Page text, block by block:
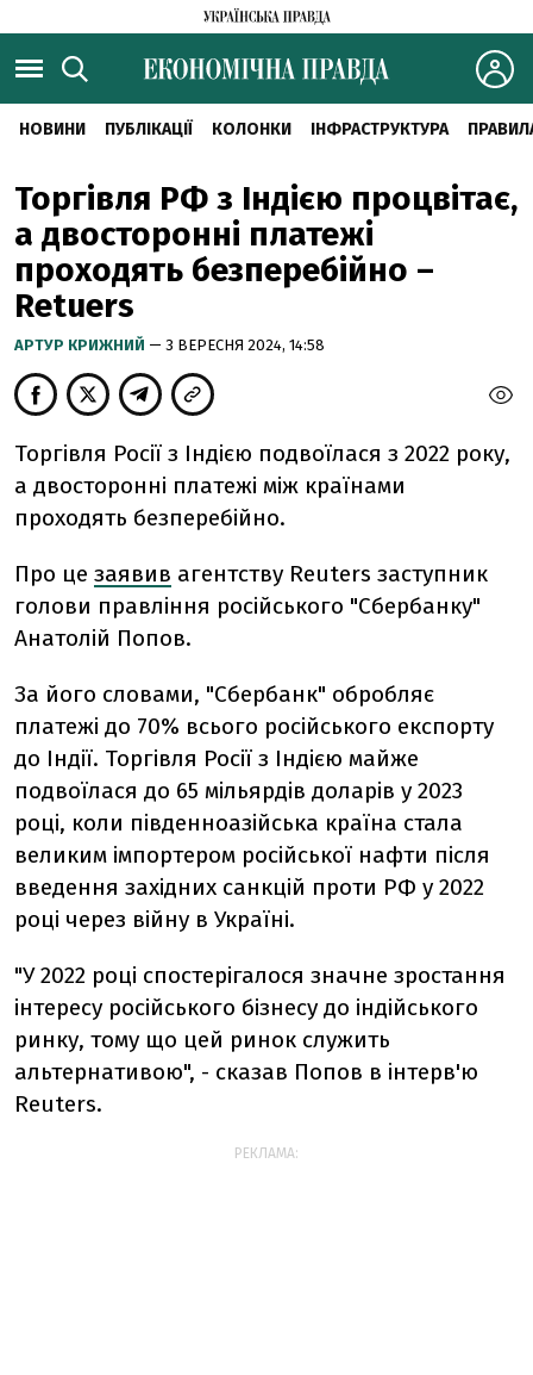
НОВИНИ ПУБЛІКАЦІЇ КОЛОНКИ ІНФРАСТРУКТУРА
Торгівля РФ з Індією процвітає,
а двосторонні платежі
проходять безперебійно –
Retuers
АРТУР КРИЖНИЙ — 3 ВЕРЕСНЯ 2024, 14:58
Торгівля Росії з Індією подвоїлася з 2022 року,
а двосторонні платежі між країнами
проходять безперебійно.
Про це заявив агентству Reuters заступник
голови правління російського "Сбербанку"
Анатолій Попов.
За його словами, "Сбербанк" обробляє
платежі до 70% всього російського експорту
до Індії. Торгівля Росії з Індією майже
подвоїлася до 65 мільярдів доларів у 2023
році, коли південноазійська країна стала
великим імпортером російської нафти після
введення західних санкцій проти РФ у 2022
році через війну в Україні.
"У 2022 році спостерігалося значне зростання
інтересу російського бізнесу до індійського
ринку, тому що цей ринок служить
альтернативою", - сказав Попов в інтерв'ю
Reuters.
РЕКЛАМА: